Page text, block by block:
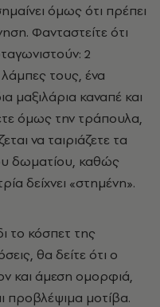
όμως ότι πρέπει
Φανταστείτε ότι
2
τους, ένα
μαξιλάρια καναπέ και
όμως την τράπουλα,
να ταιριάζετε τα
δωματίου, καθώς
δείχνει «στημένη».
το κόσπετ της
θα δείτε ότι ο
και άμεση ομορφιά,
προβλέψιμα μοτίβα.